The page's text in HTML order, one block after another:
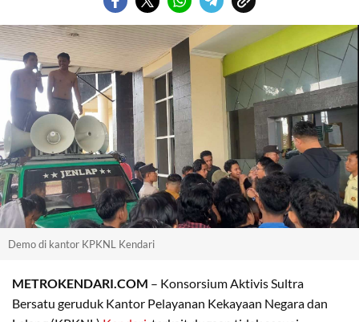
Demo di kantor KPKNL Kendari
METROKENDARI.COM – Konsorsium Aktivis Sultra
Bersatu geruduk Kantor Pelayanan Kekayaan Negara dan